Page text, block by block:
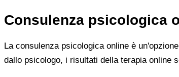
Consulenza psicologica
La consulenza psicologica online è
dallo psicologo, i risultati della terapia online